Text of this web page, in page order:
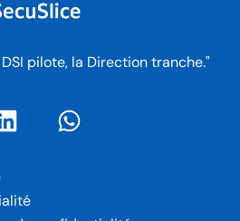
DSI pilote, la Direction tranche."